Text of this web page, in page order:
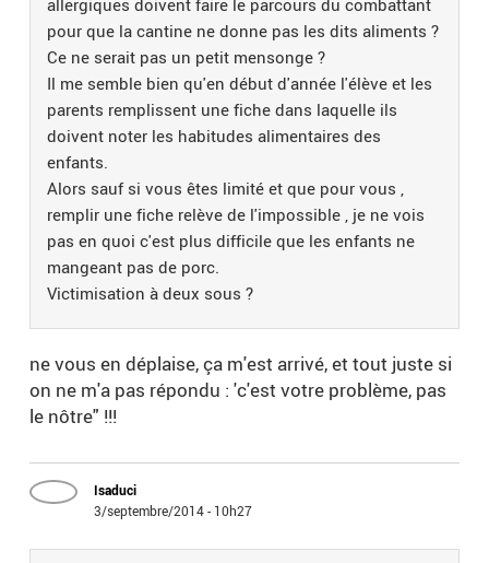
allergiques doivent faire le parcours du combattant
pour que la cantine ne donne pas les dits aliments ?
Ce ne serait pas un petit mensonge ?
Il me semble bien qu'en début d'année l'élève et les
parents remplissent une fiche dans laquelle ils
doivent noter les habitudes alimentaires des
enfants.
Alors sauf si vous êtes limité et que pour vous ,
remplir une fiche relève de l'impossible , je ne vois
pas en quoi c'est plus difficile que les enfants ne
mangeant pas de porc.
Victimisation à deux sous ?
ne vous en déplaise, ça m'est arrivé, et tout juste si
on ne m'a pas répondu : 'c'est votre problème, pas
le nôtre" !!!
Isaduci
3/septembre/2014 - 10h27